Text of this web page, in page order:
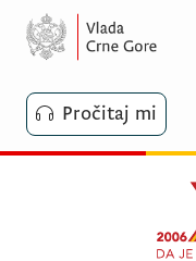
Pročitaj mi